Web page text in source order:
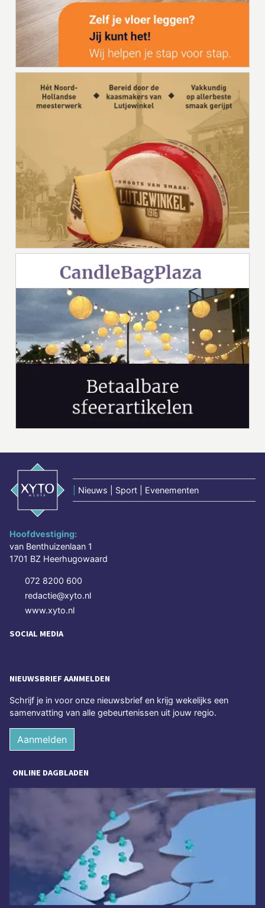
Nieuws | Sport | Evenementen
Hoofdvestiging:
van Benthuizenlaan 1
1701 BZ Heerhugowaard
072 8200 600
redactie@xyto.nl
www.xyto.nl
SOCIAL MEDIA
NIEUWSBRIEF AANMELDEN
Schrijf je in voor onze nieuwsbrief en krijg wekelijks een
samenvatting van alle gebeurtenissen uit jouw regio.
Aanmelden
ONLINE DAGBLADEN